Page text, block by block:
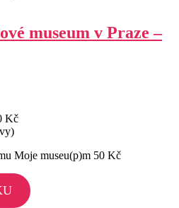
museum v Praze –
Kč
Moje museu(p)m 50 Kč